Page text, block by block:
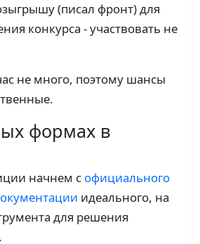
(писал фронт) для
конкурса - участвовать не
не много, поэтому шансы
формах в
начнем с официального
идеального, на
для решения